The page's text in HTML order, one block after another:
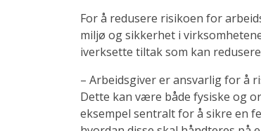
For å redusere risikoen for
miljø og sikkerhet i
iverksette tiltak som kan
– Arbeidsgiver er ansvarlig for å
Dette kan være både fysiske og
eksempel sentralt for å sikre en